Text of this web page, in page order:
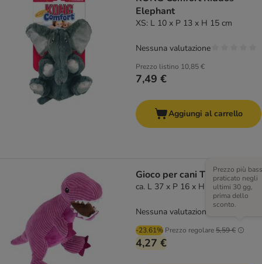
Elephant
XS: L 10 x P 13 x H 15 cm
Prezzo listino 10,85 €
7,49 €
Nessuna valutazione
Aggiungi al carrello
Gioco per cani TIAKI T-Rex
ca. L 37 x P 16 x H 16 cm
-23.61% Prezzo regolare5,59 €
Prezzo più
praticato negli
ultimi 30 gg,
prima dello
sconto.
4,27 €
Nessuna valutazione